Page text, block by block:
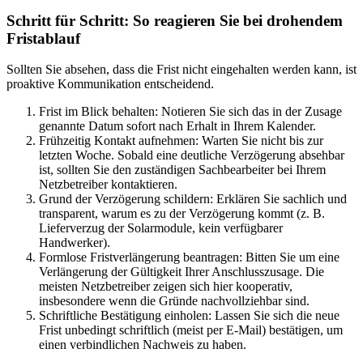
Schritt für Schritt: So reagieren Sie bei drohendem
Fristablauf
Sollten Sie absehen, dass die Frist nicht eingehalten werden kann, ist
proaktive Kommunikation entscheidend.
Frist im Blick behalten: Notieren Sie sich das in der Zusage
genannte Datum sofort nach Erhalt in Ihrem Kalender.
Frühzeitig Kontakt aufnehmen: Warten Sie nicht bis zur
letzten Woche. Sobald eine deutliche Verzögerung absehbar
ist, sollten Sie den zuständigen Sachbearbeiter bei Ihrem
Netzbetreiber kontaktieren.
Grund der Verzögerung schildern: Erklären Sie sachlich und
transparent, warum es zu der Verzögerung kommt (z. B.
Lieferverzug der Solarmodule, kein verfügbarer
Handwerker).
Formlose Fristverlängerung beantragen: Bitten Sie um eine
Verlängerung der Gültigkeit Ihrer Anschlusszusage. Die
meisten Netzbetreiber zeigen sich hier kooperativ,
insbesondere wenn die Gründe nachvollziehbar sind.
Schriftliche Bestätigung einholen: Lassen Sie sich die neue
Frist unbedingt schriftlich (meist per E-Mail) bestätigen, um
einen verbindlichen Nachweis zu haben.